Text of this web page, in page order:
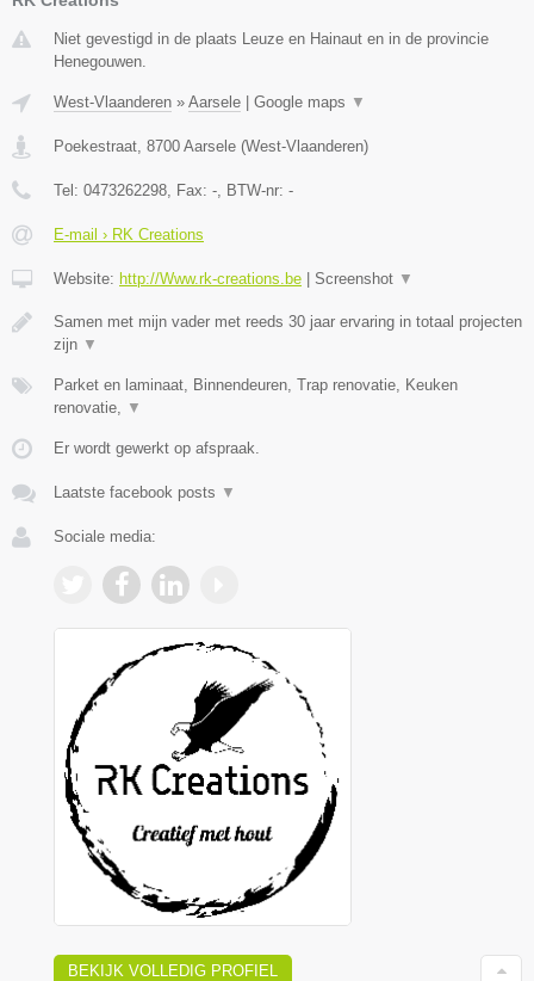
Niet gevestigd in de plaats Leuze en Hainaut en in de provincie
Henegouwen.
West-Vlaanderen » Aarsele | Google maps ▼
Poekestraat 8700 Aarsele (West-Vlaanderen)
Tel: 0473262298 , Fax: - , BTW-nr: -
E-mail › RK Creations
Website: http://Www.rk-creations.be | Screenshot ▼
Samen met mijn vader met reeds 30 jaar ervaring in totaal projecten
zijn ▼
Parket en laminaat, Binnendeuren, Trap renovatie, Keuken
renovatie,
▼
Er wordt gewerkt op afspraak.
Laatste facebook posts ▼
Sociale media:
BEKIJK VOLLEDIG PROFIEL